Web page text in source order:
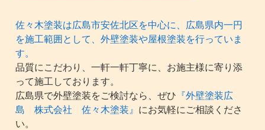
佐々木塗装は広島市安佐北区を中心に、広島県内一円
を施工範囲として、外壁塗装や屋根塗装を行っていま
す。
品質にこだわり、一軒一軒丁寧に、お施主様に寄り添
って施工しております。
広島県で外壁塗装をご検討なら、ぜひ 『外壁塗装広
島 株式会社 佐々木塗装』 にお気軽にご相談くださ
い。